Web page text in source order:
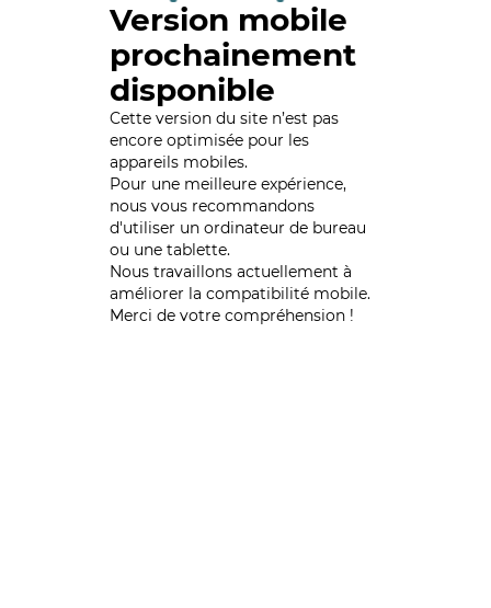
Version mobile
prochainement
disponible
Cette version du site n’est pas
encore optimisée pour les
appareils mobiles.
Pour une meilleure expérience,
nous vous recommandons
d'utiliser un ordinateur de bureau
ou une tablette.
Nous travaillons actuellement à
améliorer la compatibilité mobile.
Merci de votre compréhension !